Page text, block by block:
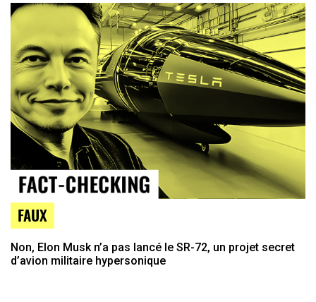
FAUX
Non, Elon Musk n’a pas lancé le SR-72, un projet secret
d’avion militaire hypersonique